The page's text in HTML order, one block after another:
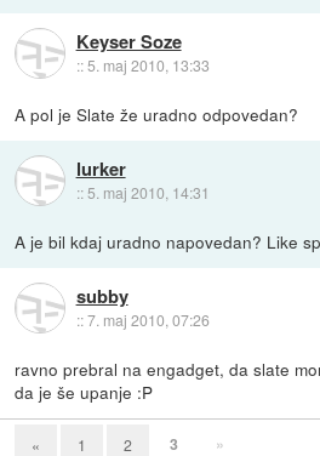
Keyser Soze
::5. maj 2010, 13:33
A pol je Slate že uradno odpovedan?
lurker
:: 5. maj 2010, 14:31
A je bil kdaj uradno napovedan? Like
subby
::7. maj 2010, 07:26
ravno prebral na engadget, da slate
da je še upanje :P
« 1 2 3 »